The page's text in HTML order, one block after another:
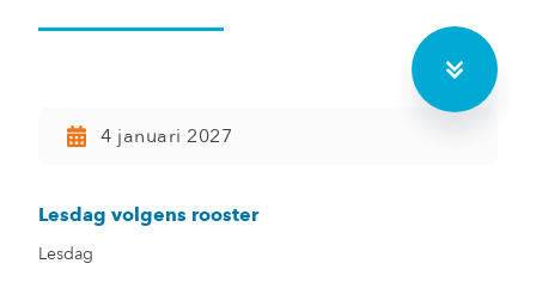
4 januari 2027
Lesdag volgens rooster
Lesdag